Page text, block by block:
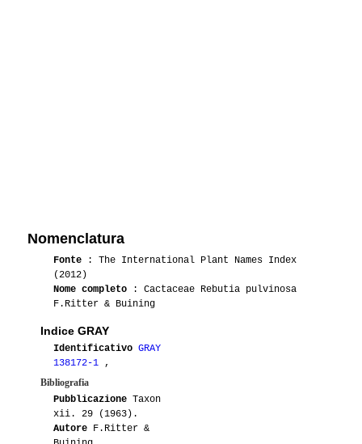
Nomenclatura
Fonte : The International Plant Names Index
(2012)
Nome completo : Cactaceae Rebutia pulvinosa
F.Ritter & Buining
Indice GRAY
Identificativo GRAY
138172-1 ,
Bibliografia
Pubblicazione Taxon
xii. 29 (1963).
Autore F.Ritter &